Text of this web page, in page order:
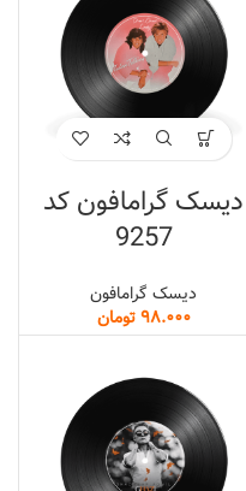
دیسک گرامافون کد
9257
دیسک گرامافون
تومان